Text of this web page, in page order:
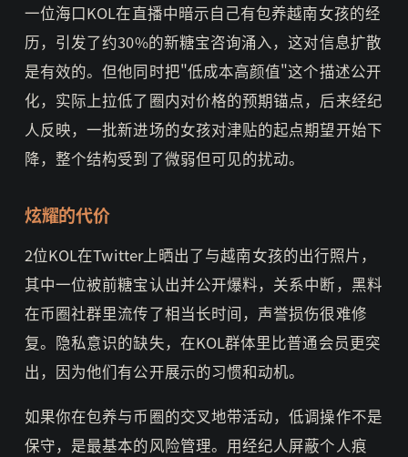
一位海口KOL在直播中暗示自己有包养越南女孩的经
历，引发了约30%的新糖宝咨询涌入，这对信息扩散
是有效的。但他同时把"低成本高颜值"这个描述公开
化，实际上拉低了圈内对价格的预期锚点，后来经纪
人反映，一批新进场的女孩对津贴的起点期望开始下
降，整个结构受到了微弱但可见的扰动。
炫耀的代价
2位KOL在Twitter上晒出了与越南女孩的出行照片，
其中一位被前糖宝认出并公开爆料，关系中断，黑料
在币圈社群里流传了相当长时间，声誉损伤很难修
复。隐私意识的缺失，在KOL群体里比普通会员更突
出，因为他们有公开展示的习惯和动机。
如果你在包养与币圈的交叉地带活动，低调操作不是
保守，是最基本的风险管理。用经纪人屏蔽个人痕